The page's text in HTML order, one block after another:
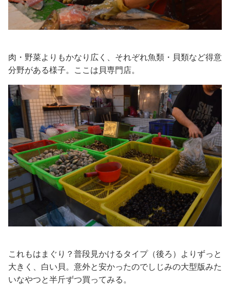
肉・野菜よりもかなり広く、それぞれ魚類・貝類など得意
分野がある様子。ここは貝専門店。
これもはまぐり？普段見かけるタイプ（後ろ）よりずっと
大きく、白い貝。意外と安かったのでしじみの大型版みた
いなやつと半斤ずつ買ってみる。